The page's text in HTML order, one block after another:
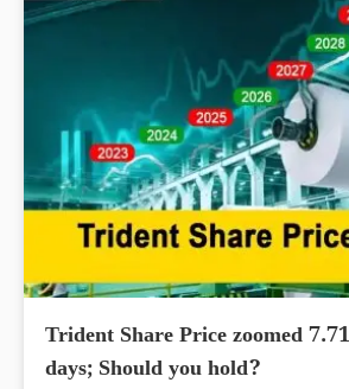
Trident Share Price zoomed
days; Should you hold?